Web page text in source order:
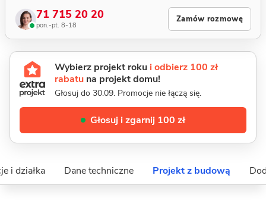
71 715 20 20
pon.-pt. 8-18
Zamów rozmowę
Wybierz projekt roku i odbierz 100 zł
rabatu na projekt domu!
Głosuj do 30.09. Promocje nie łączą się.
Głosuj i zgarnij 100 zł
i działka Dane techniczne Projekt z budową